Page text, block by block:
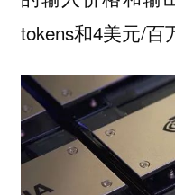
tokens和4美元/百